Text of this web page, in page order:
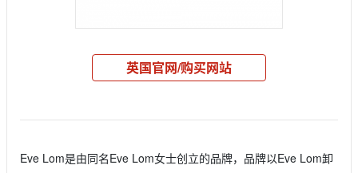
英国官网/购买网站
Eve Lom是由同名Eve Lom女士创立的品牌，品牌以Eve Lom卸